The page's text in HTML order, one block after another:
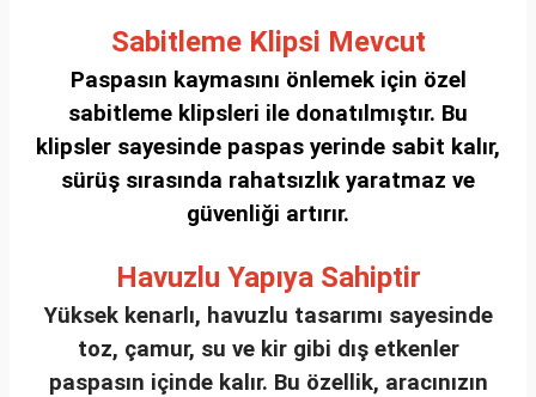
Sabitleme Klipsi Mevcut
Paspasın kaymasını önlemek için özel
sabitleme klipsleri ile donatılmıştır. Bu
klipsler sayesinde paspas yerinde sabit kalır,
sürüş sırasında rahatsızlık yaratmaz ve
güvenliği artırır.
Havuzlu Yapıya Sahiptir
Yüksek kenarlı, havuzlu tasarımı sayesinde
toz, çamur, su ve kir gibi dış etkenler
paspasın içinde kalır. Bu özellik, aracınızın